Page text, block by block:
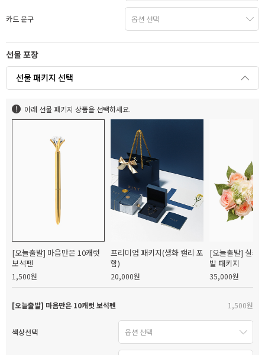
카드 문구
선물 포장
선물 패키지 선택
아래 선물 패키지 상품을 선택하세요.
[오늘출발] 마음만은 10캐럿
보석펜
1,500원
프리미엄 패키지(생화 캘리 포
함)
20,000원
[오늘출발] 실크
발 패키지
35,000원
[오늘출발] 마음만은 10캐럿 보석펜 1,500원
색상선택